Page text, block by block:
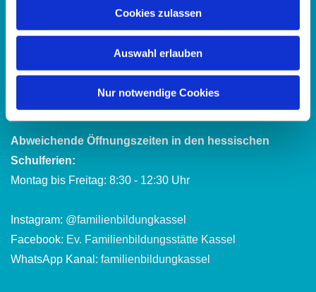
Cookies zulassen
Auswahl erlauben
Nur notwendige Cookies
Montag bis Freitag: 8:30 - 12:30 Uhr
Dienstag und Donnerstag: 13:30 - 16:30 Uhr
Abweichende Öffnungszeiten in den hessischen
Schulferien:
Montag bis Freitag: 8:30 - 12:30 Uhr
Instagram: @familienbildungkassel
Facebook: Ev. Familienbildungsstätte Kassel
WhatsApp Kanal: familienbildungkassel